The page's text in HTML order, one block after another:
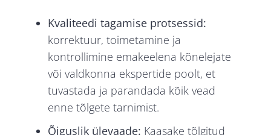
Kvaliteedi tagamise protsessid:
korrektuur, toimetamine ja
kontrollimine emakeelena kõnelejate
või valdkonna ekspertide poolt, et
tuvastada ja parandada kõik vead
enne tõlgete tarnimist.
Õiguslik ülevaade: Kaasake tõlgitud